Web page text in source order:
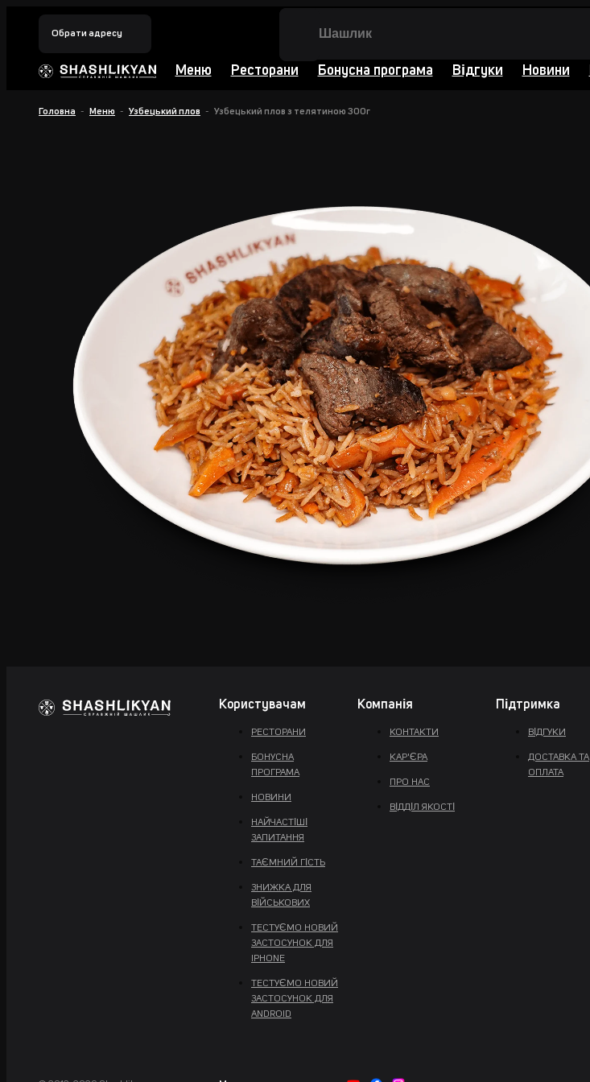
Обрати адресу
Меню Ресторани Бонусна програма Відгуки Новини
Головна Меню Узбецький плов Узбецький плов з телятиною 300г
Користувачам
РЕСТОРАНИ
БОНУСНА
ПРОГРАМА
НОВИНИ
НАЙЧАСТІШІ
ЗАПИТАННЯ
ТАЄМНИЙ ГІСТЬ
ЗНИЖКА ДЛЯ
ВІЙСЬКОВИХ
ТЕСТУЄМО НОВИЙ
ЗАСТОСУНОК ДЛЯ
IPHONE
ТЕСТУЄМО НОВИЙ
ЗАСТОСУНОК ДЛЯ
ANDROID
Компанія
КОНТАКТИ
КАР'ЄРА
ПРО НАС
ВІДДІЛ ЯКОСТІ
Підтримка
ВІДГУКИ
ДОСТАВКА ТА
ОПЛАТА